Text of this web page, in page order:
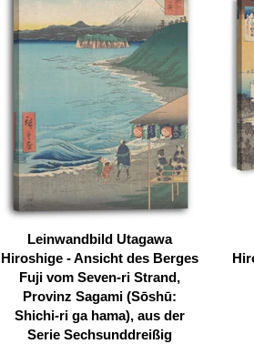
Leinwandbild Utagawa
Hiroshige - Ansicht des Berges
Fuji vom Seven-ri Strand,
Provinz Sagami (Sōshū:
Shichi-ri ga hama), aus der
Serie Sechsunddreißig